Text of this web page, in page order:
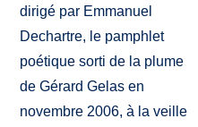
dirigé par Emmanuel
Dechartre, le pamphlet
poétique sorti de la plume
de Gérard Gelas en
novembre 2006, à la veille